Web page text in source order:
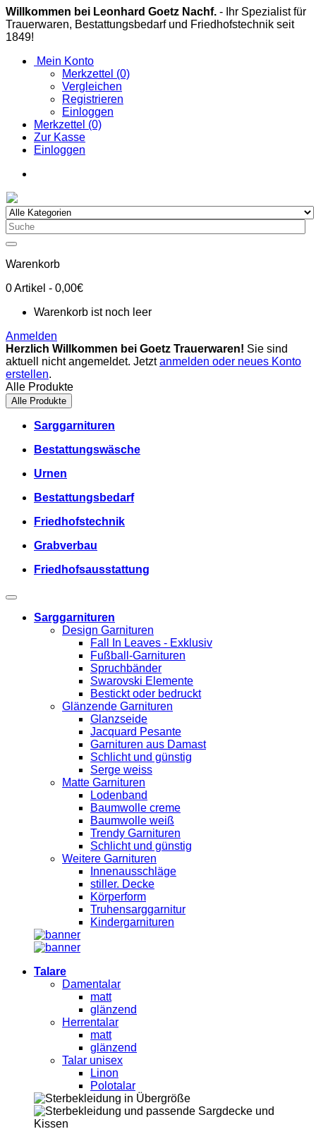
Willkommen bei Leonhard Goetz Nachf. - Ihr Spezialist für
Trauerwaren, Bestattungsbedarf und Friedhofstechnik seit
1849!
Mein Konto
Merkzettel (0)
Vergleichen
Registrieren
Einloggen
Merkzettel (0)
Zur Kasse
Einloggen
Warenkorb
0Artikel - 0,00€
Warenkorb ist noch leer
Anmelden
Herzlich Willkommen bei Goetz Trauerwaren! Sie sind
aktuell nicht angemeldet. Jetztanmelden oder neues Konto
erstellen.
Alle Produkte
Alle Produkte
Sarggarnituren
Bestattungswäsche
Urnen
Bestattungsbedarf
Friedhofstechnik
Grabverbau
Friedhofsausstattung
Sarggarnituren
Design Garnituren
Fall In Leaves - Exklusiv
Fußball-Garnituren
Spruchbänder
Swarovski Elemente
Bestickt oder bedruckt
Glänzende Garnituren
Glanzseide
Jacquard Pesante
Garnituren aus Damast
Schlicht und günstig
Serge weiss
Matte Garnituren
Lodenband
Baumwolle creme
Baumwolle weiß
Trendy Garnituren
Schlicht und günstig
Weitere Garnituren
Innenausschläge
stiller. Decke
Körperform
Truhensarggarnitur
Kindergarnituren
Talare
Damentalar
matt
glänzend
Herrentalar
matt
glänzend
Talar unisex
Linon
Polotalar